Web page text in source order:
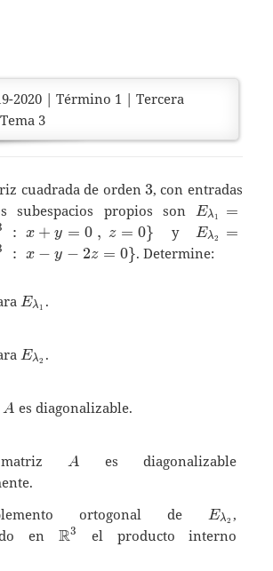
2020 | Término 1 | Tercera
3
cuadrada de orden 3
3, con entradas
subespacios propios son
{
:\
Eλ 1
=
: x + y = 0 , z = 0} y
{
Eλ2
=
: x − y − 2z = 0}. Determine:
E_{\lambda_1}
Eλ 1 .
E_{\lambda_2}
Eλ2 .
A
A es diagonalizable.
A
A
es diagonalizable
ortogonal de Eλ2 ,
en\mathbb{R}^3
R3
el producto interno